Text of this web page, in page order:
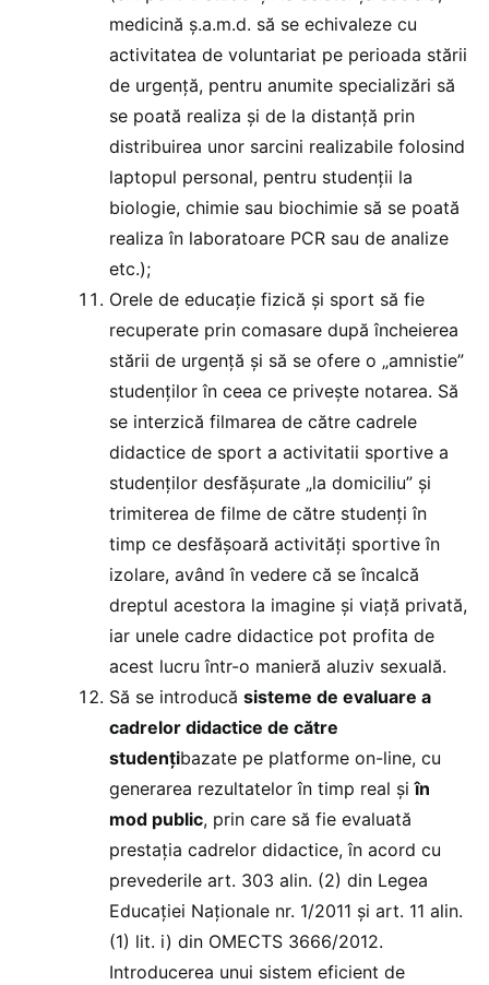
medicină ș.a.m.d. să se echivaleze cu
activitatea de voluntariat pe perioada stării
de urgență, pentru anumite specializări să
se poată realiza și de la distanță prin
distribuirea unor sarcini realizabile folosind
laptopul personal, pentru studenții la
biologie, chimie sau biochimie să se poată
realiza în laboratoare PCR sau de analize
etc.);
Orele de educație fizică și sport să fie
recuperate prin comasare după încheierea
stării de urgență și să se ofere o „amnistie”
studenților în ceea ce privește notarea. Să
se interzică filmarea de către cadrele
didactice de sport a activitatii sportive a
studenților desfășurate „la domiciliu” și
trimiterea de filme de către studenți în
timp ce desfășoară activități sportive în
izolare, având în vedere că se încalcă
dreptul acestora la imagine și viață privată,
iar unele cadre didactice pot profita de
acest lucru într-o manieră aluziv sexuală.
Să se introducă sisteme de evaluare a
cadrelor didactice de către
studențibazate pe platforme on-line, cu
generarea rezultatelor în timp real șiîn
mod public, prin care să fie evaluată
prestația cadrelor didactice, în acord cu
prevederile art. 303 alin. (2) din Legea
Educației Naționale nr. 1/2011 și art. 11 alin.
(1) lit. i) din OMECTS 3666/2012.
Introducerea unui sistem eficient de